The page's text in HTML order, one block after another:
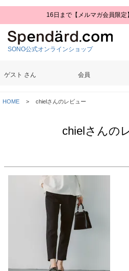
16日まで【メルマガ会員限
SONO公式オンラインショップ
ゲスト さん 会員
HOME chielさんのレビュー
chielさんの